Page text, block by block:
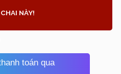
NÀY!
toán qua